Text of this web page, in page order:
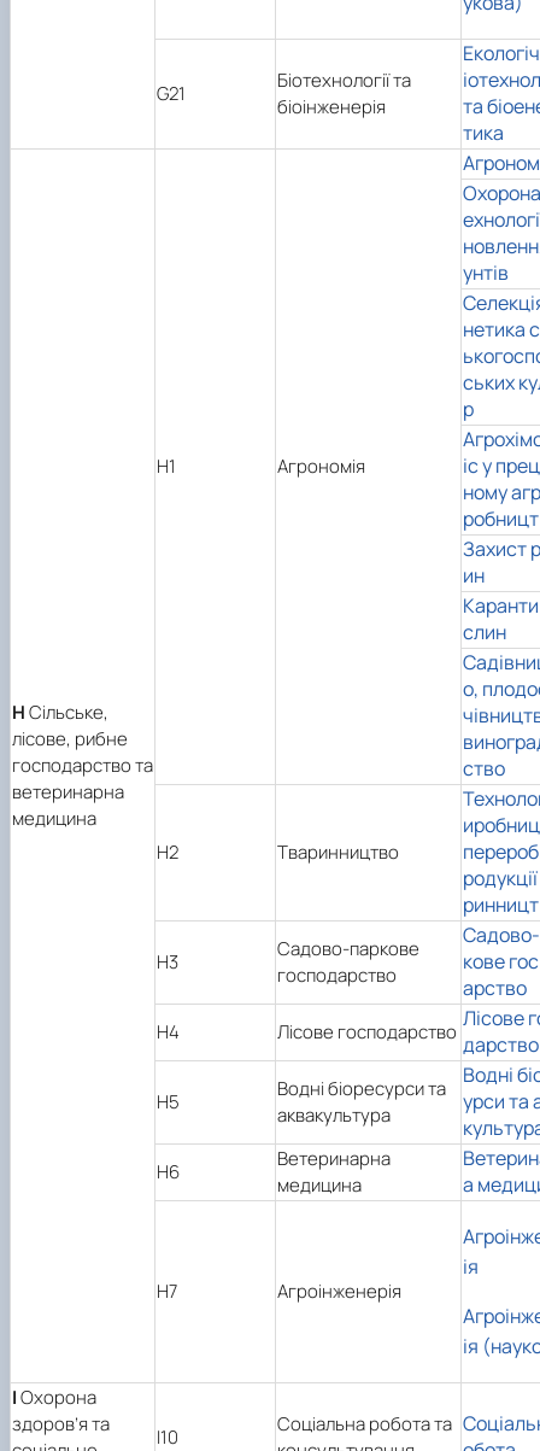
G21
Біотехнології та
біоінженерія
та
тика
HСільське,
лісове, рибне
господарство та
ветеринарна
медицина
H1 Агрономія
унтів
нетика
ських
р
іс у
ному
Захист
ин
слин
о,
ство
H2 Тваринництво
H3
Садово-паркове
господарство
кове
арство
H4 Лісове господарство
Лісове
дарство
H5
Водні біоресурси та
аквакультура
Водні
урси та
H6
Ветеринарна
медицина
а
H7 Агроінженерія
ія
ія
IОхорона
здоров’я та
I10
Соціальна робота та